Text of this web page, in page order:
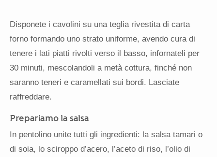
Disponete i cavolini su una teglia rivestita di carta
forno formando uno strato uniforme, avendo cura di
tenere i lati piatti rivolti verso il basso, infornateli per
30 minuti, mescolandoli a metà cottura, finché non
saranno teneri e caramellati sui bordi. Lasciate
raffreddare.
Prepariamo la salsa
In pentolino unite tutti gli ingredienti: la salsa tamari o
di soia, lo sciroppo d’acero, l’aceto di riso, l’olio di